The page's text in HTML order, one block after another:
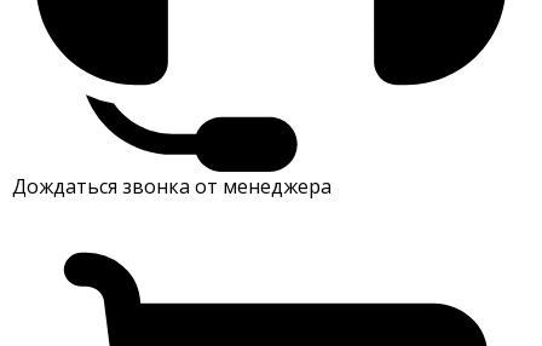
Дождаться звонка от менеджера